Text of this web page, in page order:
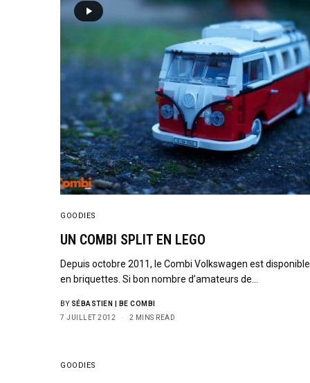
GOODIES
UN COMBI SPLIT EN LEGO
Depuis octobre 2011, le Combi Volkswagen est disponible
en briquettes. Si bon nombre d’amateurs de…
BY SÉBASTIEN | BE COMBI
7 JUILLET 2012
2 MINS READ
GOODIES